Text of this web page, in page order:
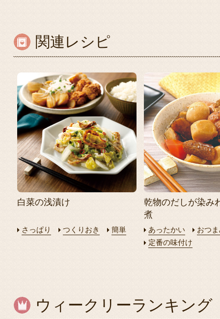
関連レシピ
白菜の浅漬け
さっぱり つくりおき 簡単
乾物のだしが染み
煮
あったかい
おつ
定番の味付け
ウィークリーランキング